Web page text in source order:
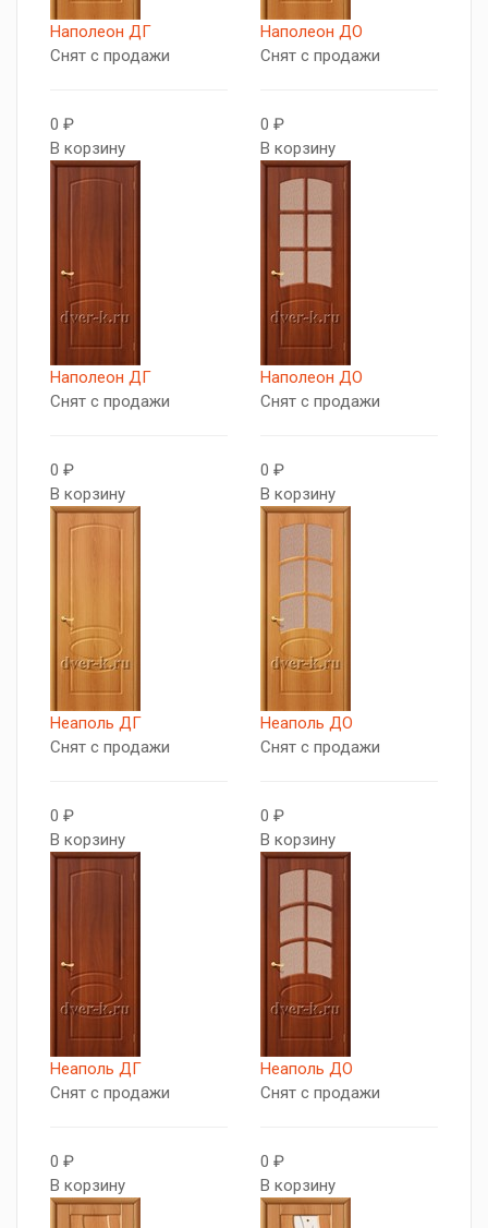
Наполеон ДГ
Снят с продажи
0 ₽
В корзину
Наполеон ДО
Снят с продажи
0 ₽
В корзину
Наполеон ДГ
Снят с продажи
0 ₽
В корзину
Наполеон ДО
Снят с продажи
0 ₽
В корзину
Неаполь ДГ
Снят с продажи
0 ₽
В корзину
Неаполь ДО
Снят с продажи
0 ₽
В корзину
Неаполь ДГ
Снят с продажи
0 ₽
В корзину
Неаполь ДО
Снят с продажи
0 ₽
В корзину